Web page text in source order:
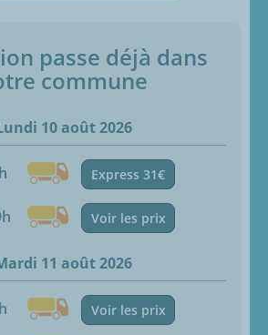
passe déjà dans
commune
10 août 2026
Express 31€
Voir les prix
11 août 2026
Voir les prix